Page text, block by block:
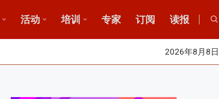
活动 培训 专家 订阅 读报
2026年8月8日